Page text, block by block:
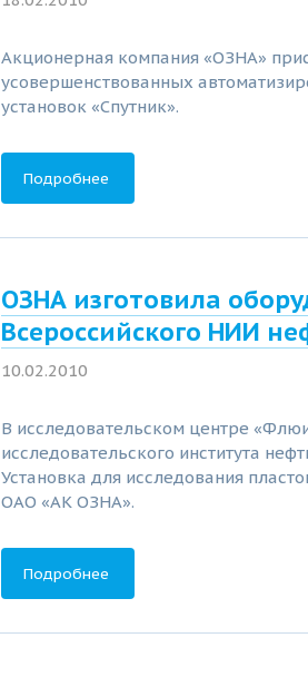
Акционерная компания «ОЗНА»
усовершенствованных
установок «Спутник».
Подробнее
ОЗНА изготовила
Всероссийского НИИ
10.02.2010
В исследовательском центре
исследовательского института
Установка для исследования
ОАО «АК ОЗНА».
Подробнее